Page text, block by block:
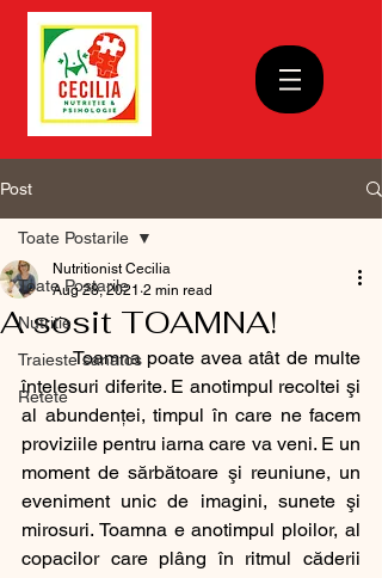
Post
Toate Postarile
Nutritie
Traieste sanatos
Retete
Toate Postarile
A sosit TOAMNA!
Nutritionist Cecilia
Aug 28, 2021 2 min read
Toamna poate avea atât de multe
înţelesuri diferite. E anotimpul recoltei şi
al abundenţei, timpul în care ne facem
proviziile pentru iarna care va veni. E un
moment de sărbătoare şi reuniune, un
eveniment unic de imagini, sunete şi
mirosuri. Toamna e anotimpul ploilor, al
copacilor care plâng în ritmul căderii